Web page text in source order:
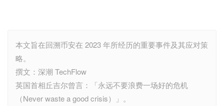
本文旨在回溯币安在 2023 年所经历的重要事件及其应对策
略。
撰文：深潮 TechFlow
英国首相丘吉尔曾言：「永远不要浪费一场好的危机
（Never waste a good crisis）」。